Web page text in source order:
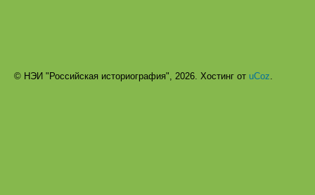
© НЭИ "Российская историография", 2026. Хостинг от uCoz.